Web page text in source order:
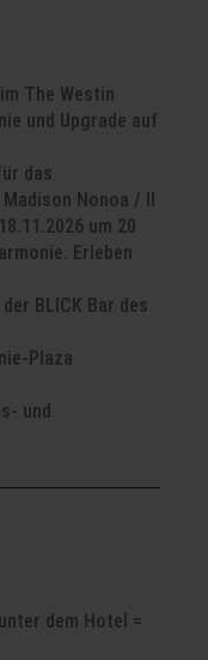
The Westin
und Upgrade auf
das
Nonoa / Il
um 20
Erleben
BLICK Bar des
Plaza
und
dem Hotel =